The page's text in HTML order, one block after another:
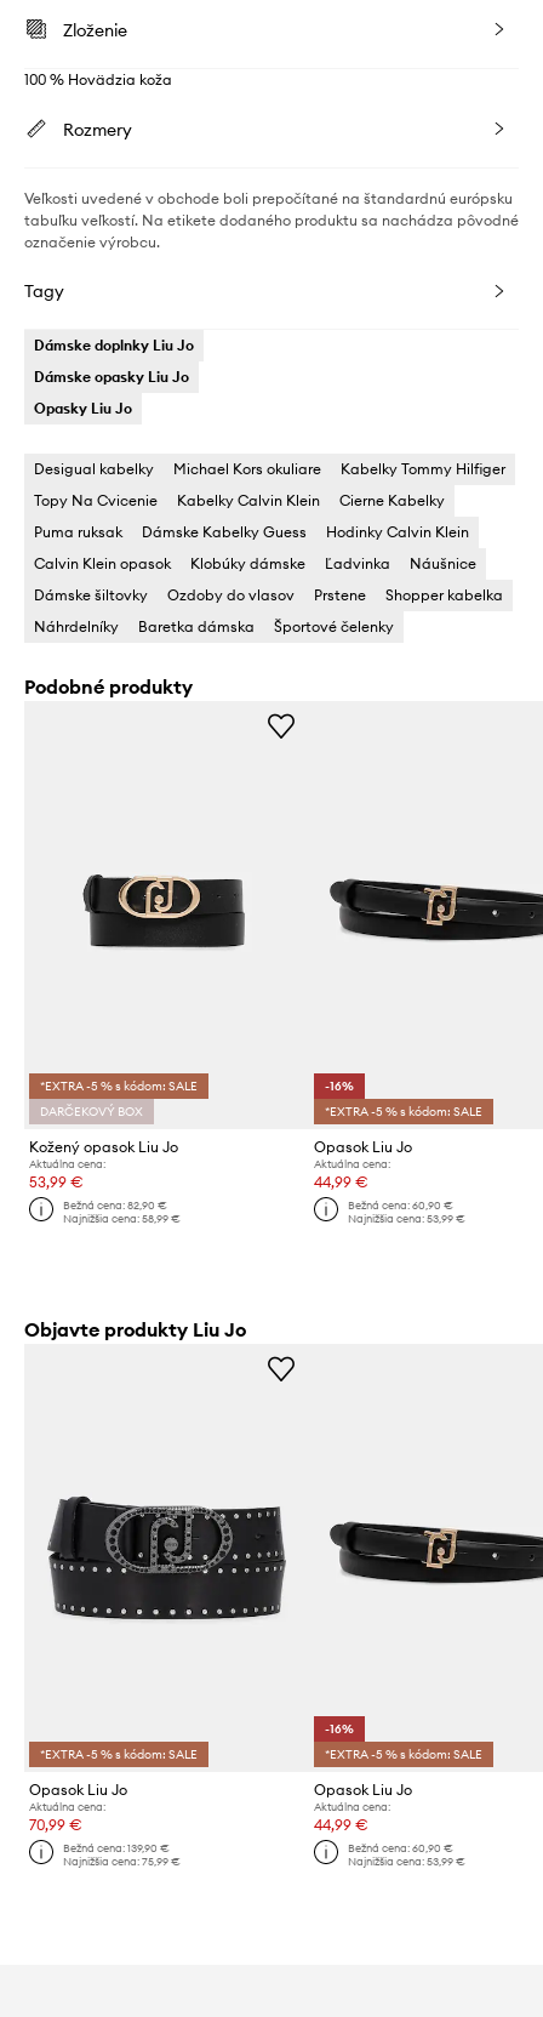
Zloženie
100 % Hovädzia koža
Rozmery
Veľkosti uvedené v obchode boli prepočítané na štandardnú európsku
tabuľku veľkostí. Na etikete dodaného produktu sa nachádza pôvodné
označenie výrobcu.
Tagy
Dámske doplnky Liu Jo
Dámske opasky Liu Jo
Opasky Liu Jo
Desigual kabelky Michael Kors okuliare
Kabelky Tommy Hilfiger
Topy Na Cvicenie
Kabelky Calvin Klein
Cierne Kabelky
Puma ruksak
Dámske Kabelky Guess
Hodinky Calvin Klein
Calvin Klein opasok
Klobúky dámske Ľadvinka
Náušnice
Dámske šiltovky
Ozdoby do vlasov Prstene
Shopper kabelka
Náhrdelníky
Baretka dámska Športové čelenky
Podobné produkty
*EXTRA -5 % s kódom: SALE
DARČEKOVÝ BOX
Kožený opasok Liu Jo
Aktuálna cena:
53,99 €
Bežná cena:82,90 €
Najnižšia cena:58,99 €
-16%
*EXTRA -5 % s kódom: SALE
Opasok Liu Jo
Aktuálna cena:
44,99 €
Bežná cena: 60,90 €
Najnižšia cena: 53,99 €
Objavte produkty Liu Jo
*EXTRA -5 % s kódom: SALE
Opasok Liu Jo
Aktuálna cena:
70,99 €
Bežná cena:139,90 €
Najnižšia cena:75,99 €
-16%
*EXTRA -5 % s kódom: SALE
Opasok Liu Jo
Aktuálna cena:
44,99 €
Bežná cena: 60,90 €
Najnižšia cena: 53,99 €